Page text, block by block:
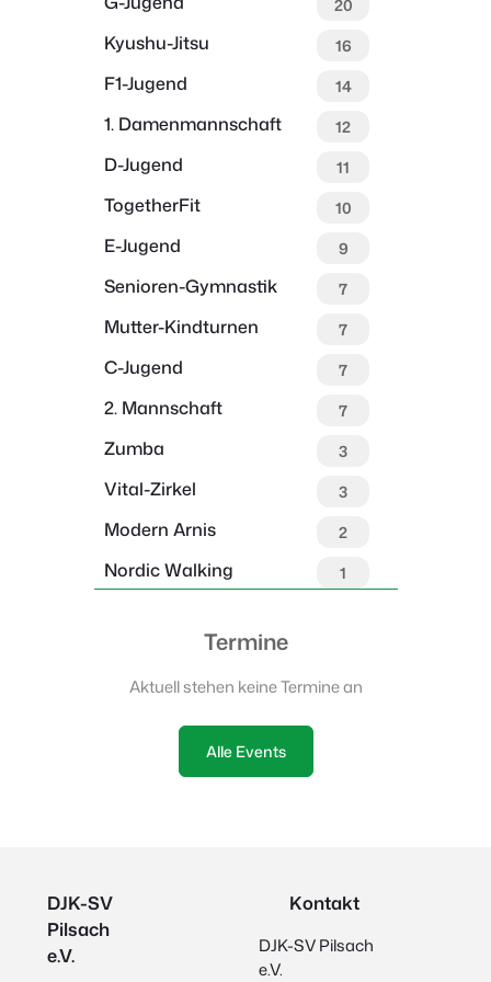
20
Kyushu-Jitsu 16
F1-Jugend 14
1. Damenmannschaft 12
D-Jugend 11
TogetherFit 10
E-Jugend 9
Senioren-Gymnastik 7
Mutter-Kindturnen 7
C-Jugend 7
2. Mannschaft 7
Zumba 3
Vital-Zirkel 3
Modern Arnis 2
Nordic Walking 1
Termine
Aktuell stehen keine Termine an
Alle Events
DJK-SV
Pilsach
e.V.
Kontakt
DJK-SV Pilsach
e.V.